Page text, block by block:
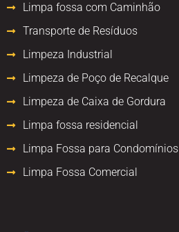
Limpa fossa com Caminhão
Transporte de Resíduos
Limpeza Industrial
Limpeza de Poço de Recalque
Limpeza de Caixa de Gordura
Limpa fossa residencial
Limpa Fossa para Condomínios
Limpa Fossa Comercial